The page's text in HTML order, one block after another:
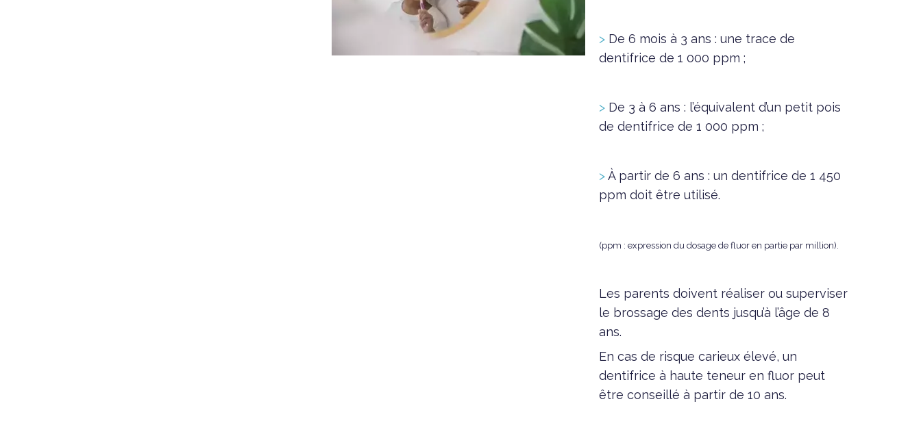
> De 6 mois à 3 ans : une trace de
dentifrice de 1 000 ppm ;
> De 3 à 6 ans : l’équivalent d’un petit pois
de dentifrice de 1 000 ppm ;
>À partir de 6 ans : un dentifrice de 1 450
ppm doit être utilisé.
(ppm : expression du dosage de fluor en partie par million).
Les parents doivent réaliser ou superviser
le brossage des dents jusqu’à l’âge de 8
ans.
En cas de risque carieux élevé, un
dentifrice à haute teneur en fluor peut
être conseillé à partir de 10 ans.